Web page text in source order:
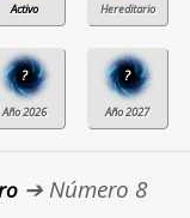
? ?
➔ Número 8